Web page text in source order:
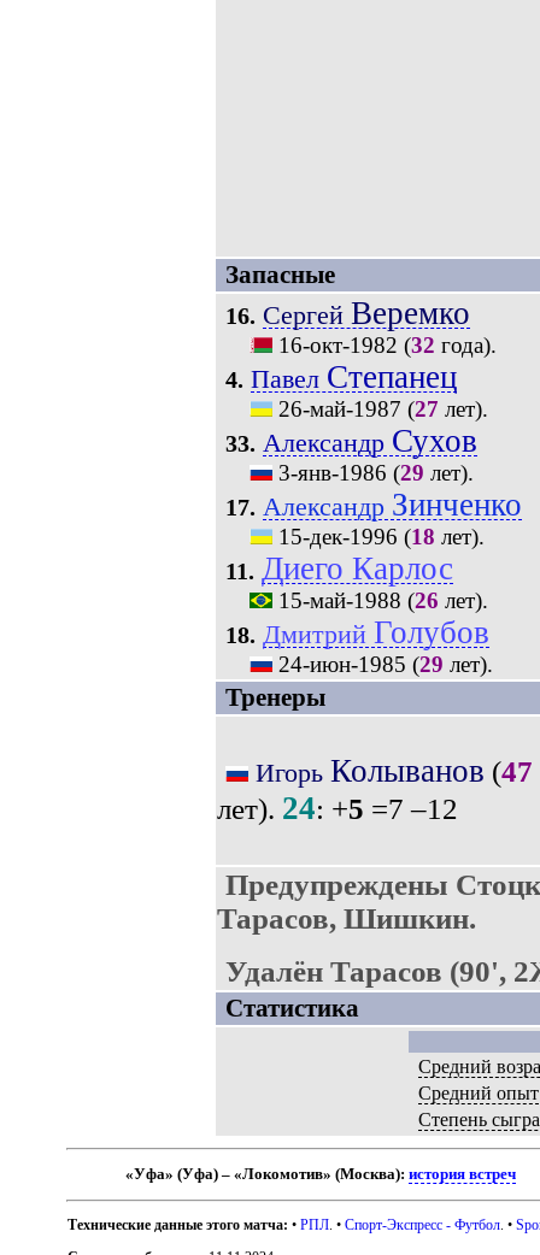
Запасные
16. Сергей Веремко
16-окт-1982 (32 года).
4. Павел Степанец
26-май-1987 (27 лет).
33. Александр Сухов
3-янв-1986 (29 лет).
17. Александр Зинченко
15-дек-1996 (18 лет).
11. Диего Карлос
15-май-1988 (26 лет).
18. Дмитрий Голубов
24-июн-1985 (29 лет).
Тренеры
Игорь Колыванов (47
лет). 24: +5 =7 –12
Предупреждены
Тарасов, Шишкин.
Удалён Тарасов (90',
Статистика
Средний
Средний опыт
Степень
«Уфа» (Уфа) – «Локомотив» (Москва):история встреч
Технические данные этого матча: •РПЛ . •Спорт-Экспресс - Футбол . •